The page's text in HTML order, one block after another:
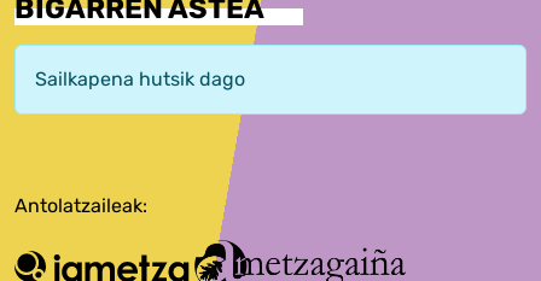
BIGARREN ASTEA
Sailkapena hutsik dago
Antolatzaileak: